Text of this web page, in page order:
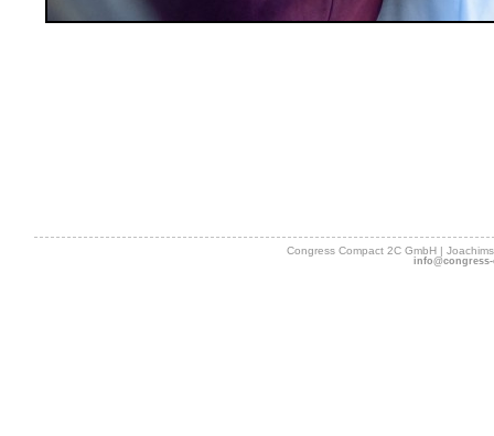
Congress Compact 2C GmbH |